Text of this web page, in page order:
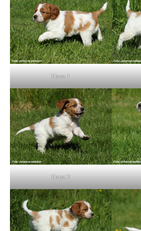
Hane 1
Hane 2